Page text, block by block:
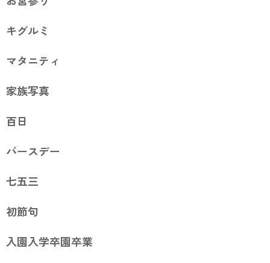
キグルミ
マタニティ
家族写真
百日
バースデー
七五三
初節句
入園入学卒園卒業